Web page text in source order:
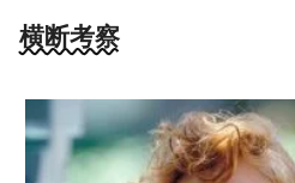
横断考察